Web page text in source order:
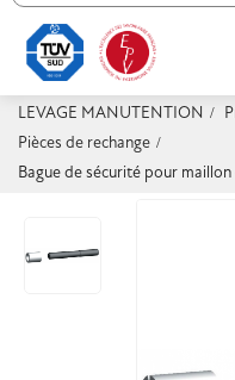
LEVAGE MANUTENTION
Pièces de rechange
Bague de sécurité pour